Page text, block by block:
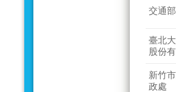
交通
臺北
股份
新竹
政處